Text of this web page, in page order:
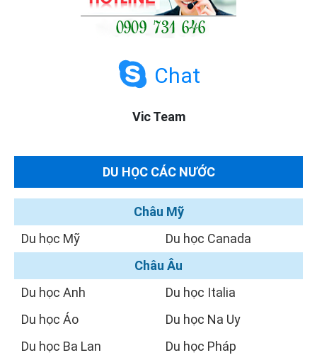
Chat
Vic Team
DU HỌC CÁC NƯỚC
Châu Mỹ
Du học Mỹ
Du học Canada
Châu Âu
Du học Anh
Du học Áo
Du học Ba Lan
Du học Italia
Du học Na Uy
Du học Pháp